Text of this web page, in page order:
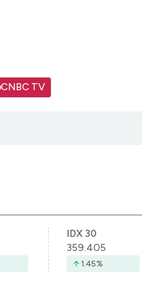
CNBC TV
IDX 30
359.405
1.45%